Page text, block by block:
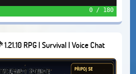
0 / 180
RPG | Survival | Voice Chat